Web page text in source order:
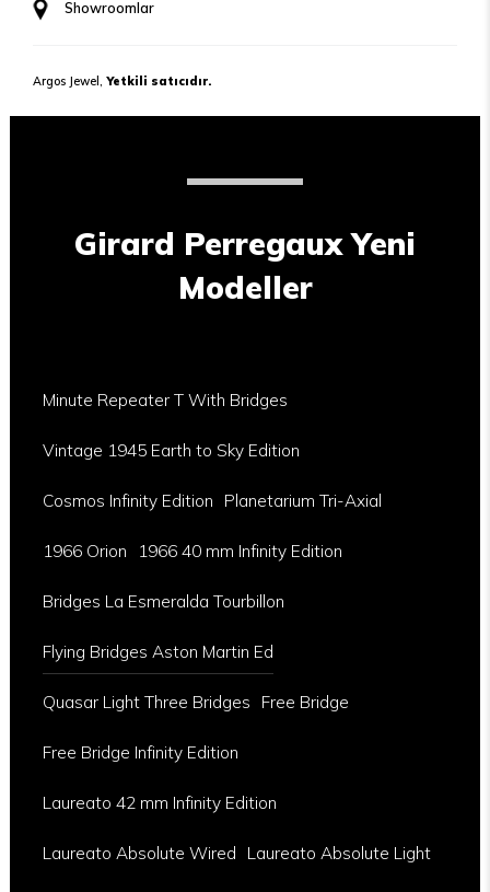
Showroomlar
Argos Jewel, Yetkili satıcıdır.
Girard Perregaux Yeni
Modeller
Minute Repeater T With Bridges
Vintage 1945 Earth to Sky Edition
Cosmos Infinity Edition Planetarium Tri-Axial
1966 Orion 1966 40 mm Infinity Edition
Bridges La Esmeralda Tourbillon
Flying Bridges Aston Martin Ed
Quasar Light Three Bridges Free Bridge
Free Bridge Infinity Edition
Laureato 42 mm Infinity Edition
Laureato Absolute Wired Laureato Absolute Light